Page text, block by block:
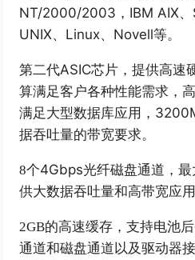
NT/2000/2003 ， IBM AIX、
UNIX、 Linux、 Novell等。
第二代ASIC芯片，提供高速
算满足客户各种性能需求，
满足大型数据库应用，
据吞吐量的带宽要求。
8个4Gbps光纤磁盘通道，
供大数据吞吐量和高带宽应用
2GB的高速缓存，支持电池后
通道和磁盘通道以及驱动器